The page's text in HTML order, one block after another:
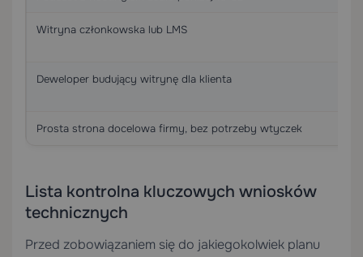
Witryna członkowska lub LMS
Deweloper budujący witrynę dla klienta
Prosta strona docelowa firmy, bez potrzeby wtyczek
Lista kontrolna kluczowych wniosków
technicznych
Przed zobowiązaniem się do jakiegokolwiek planu